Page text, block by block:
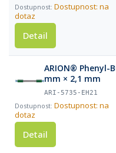
Dostupnost: na
dotaz
Detail
ARION® Phenyl-
mm × 2,1 mm
ARI-5735-EH21
Dostupnost: na
dotaz
Detail